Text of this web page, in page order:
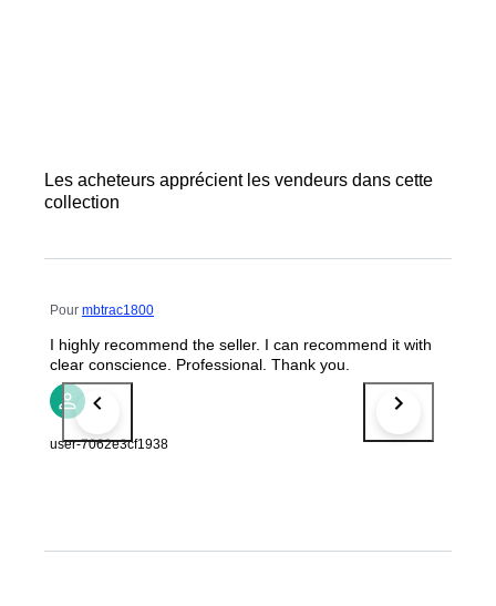
Les acheteurs apprécient les vendeurs dans cette
collection
Pour mbtrac1800
I highly recommend the seller. I can recommend it with
clear conscience. Professional. Thank you.
user-7062e3cf1938